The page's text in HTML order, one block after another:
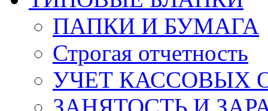
ПАПКИ И БУМАГА
Строгая отчетность
УЧЕТ КАССОВЫХ